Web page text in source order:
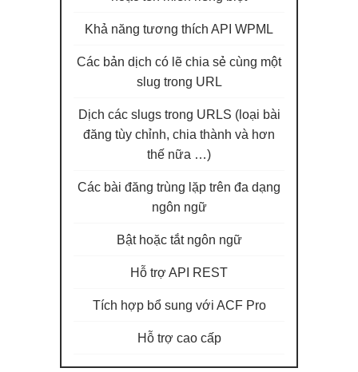
Khả năng tương thích API WPML
Các bản dịch có lẽ chia sẻ cùng một
slug trong URL
Dịch các slugs trong URLS (loại bài
đăng tùy chỉnh, chia thành và hơn
thế nữa …)
Các bài đăng trùng lặp trên đa dạng
ngôn ngữ
Bật hoặc tắt ngôn ngữ
Hỗ trợ API REST
Tích hợp bổ sung với ACF Pro
Hỗ trợ cao cấp